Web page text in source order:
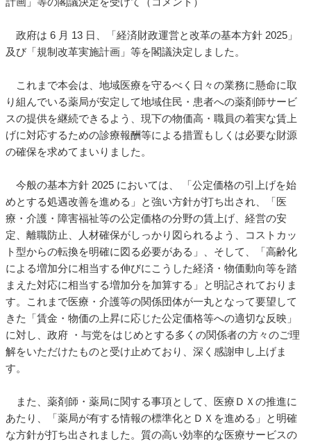
政府は 6 月 13 日、「経済財政運営と改革の基本方針 2025」
及び「規制改革実施計画」等を閣議決定しました。
これまで本会は、地域医療を守るべく日々の業務に懸命に取
り組んでいる薬局が安定して地域住民・患者への薬剤師サービ
スの提供を継続できるよう、現下の物価高・職員の着実な賃上
げに対応するための診療報酬等による措置もしくは必要な財源
の確保を求めてまいりました。
今般の基本方針 2025 においては、 「公定価格の引上げを始
めとする処遇改善を進める」と強い方針が打ち出され、「医
療・介護・障害福祉等の公定価格の分野の賃上げ、経営の安
定、離職防止、人材確保がしっかり図られるよう、コストカッ
ト型からの転換を明確に図る必要がある」、そして、「高齢化
による増加分に相当する伸びにこうした経済・物価動向等を踏
まえた対応に相当する増加分を加算する」と明記されておりま
す。これまで医療・介護等の関係団体が一丸となって要望して
きた「賃金・物価の上昇に応じた公定価格等への適切な反映」
に対し、政府 ・与党をはじめとする多くの関係者の方々のご理
解をいただけたものと受け止めており、深く感謝申し上げま
す。
また、薬剤師・薬局に関する事項として、医療ＤＸの推進に
あたり、「薬局が有する情報の標準化とＤＸを進める」と明確
な方針が打ち出されました。質の高い効率的な医療サービスの